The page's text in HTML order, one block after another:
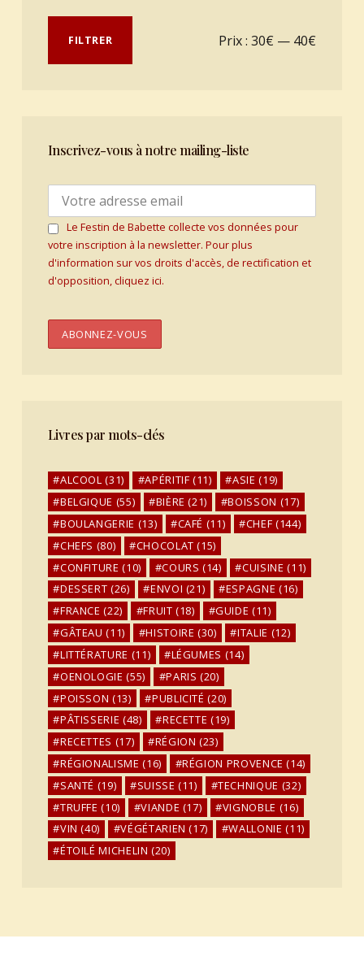
Prix min
Prix maxFILTRER Prix :30€ — 40€
Inscrivez-vous à notre mailing-liste
Le Festin de Babette collecte vos données pour
votre inscription à la newsletter. Pour plus
d'information sur vos droits d'accès, de rectification et
d'opposition, cliquez ici.
Livres par mots-clés
ALCOOL (31) APÉRITIF (11) ASIE (19)
BELGIQUE (55) BIÈRE (21) BOISSON (17)
BOULANGERIE (13) CAFÉ (11) CHEF (144)
CHEFS (80) CHOCOLAT (15)
CONFITURE (10) COURS (14) CUISINE (11)
DESSERT (26) ENVOI (21) ESPAGNE (16)
FRANCE (22) FRUIT (18) GUIDE (11)
GÂTEAU (11) HISTOIRE (30) ITALIE (12)
LITTÉRATURE (11) LÉGUMES (14)
OENOLOGIE (55) PARIS (20)
POISSON (13) PUBLICITÉ (20)
PÂTISSERIE (48) RECETTE (19)
RECETTES (17) RÉGION (23)
RÉGIONALISME (16) RÉGION PROVENCE (14)
SANTÉ (19) SUISSE (11) TECHNIQUE (32)
TRUFFE (10) VIANDE (17) VIGNOBLE (16)
VIN (40) VÉGÉTARIEN (17) WALLONIE (11)
ÉTOILÉ MICHELIN (20)